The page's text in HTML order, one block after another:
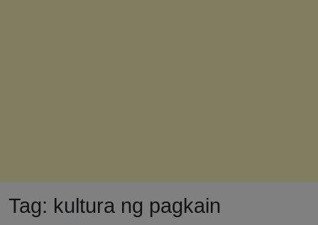
Tag: kultura ng pagkain